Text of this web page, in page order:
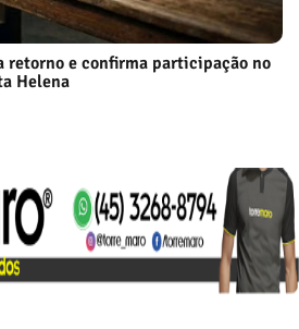
retorno e confirma participação no
Helena